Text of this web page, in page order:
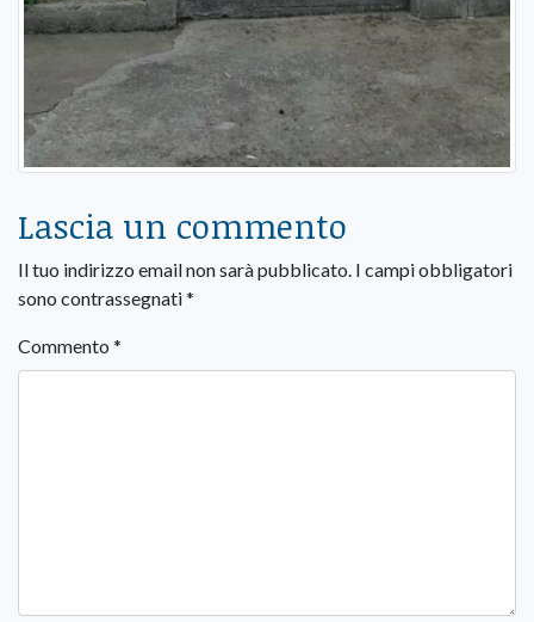
Lascia un commento
Il tuo indirizzo email non sarà pubblicato. I campi obbligatori
sono contrassegnati*
Commento *